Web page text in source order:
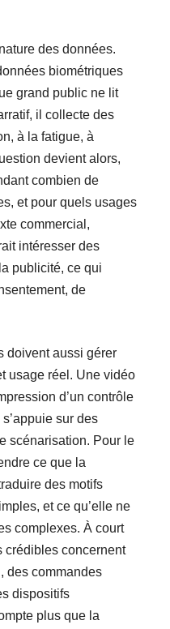
des données.
biométriques
grand public ne lit
il collecte des
à la fatigue, à
devient alors,
combien de
et pour quels usages
commercial,
intéresser des
publicité, ce qui
de
doivent aussi gérer
usage réel. Une vidéo
d’un contrôle
sur des
scénarisation. Pour le
ce que la
des motifs
et ce qu’elle ne
complexes. À court
crédibles concernent
des commandes
dispositifs
plus que la